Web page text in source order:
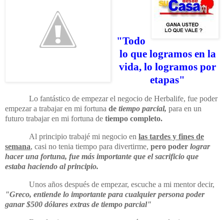
"Todo
lo que logramos en la
vida, lo logramos por
etapas"
Lo fantástico de empezar el negocio de Herbalife, fue poder
empezar a trabajar en mi fortuna de tiempo parcial, para en un
futuro trabajar en mi fortuna de tiempo completo.
Al principio trabajé mi negocio en las tardes y fines de
semana, casi no tenia tiempo para divertirme, pero poder lograr
hacer una fortuna, fue más importante que el sacrificio que
estaba haciendo al principio.
Unos años después de empezar, escuche a mi mentor decir,
"Greco, entiende lo importante para cualquier persona poder
ganar $500 dólares extras de tiempo parcial"